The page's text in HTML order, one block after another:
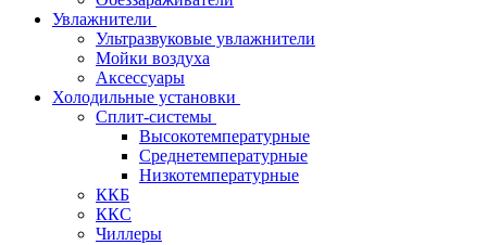
Увлажнители
Ультразвуковые увлажнители
Мойки воздуха
Аксессуары
Холодильные установки
Сплит-системы
Высокотемпературные
Среднетемпературные
Низкотемпературные
ККБ
ККС
Чиллеры